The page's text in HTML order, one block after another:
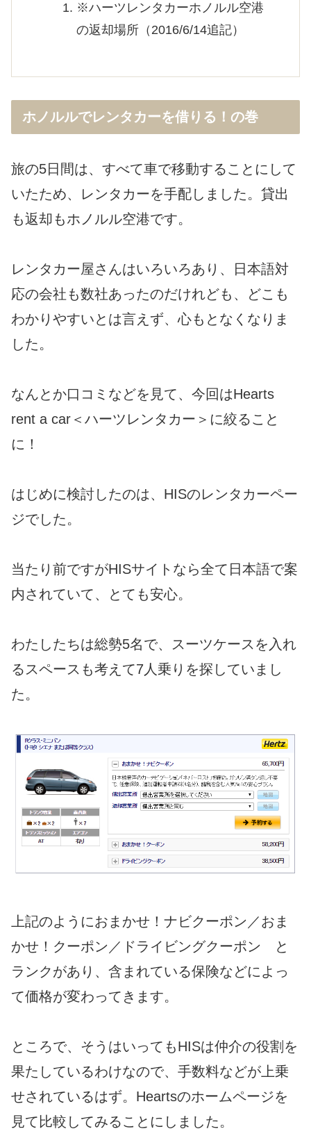
※ハーツレンタカーホノルル空港
の返却場所（2016/6/14追記）
ホノルルでレンタカーを借りる！の巻
旅の5日間は、すべて車で移動することにして
いたため、レンタカーを手配しました。貸出
も返却もホノルル空港です。
レンタカー屋さんはいろいろあり、日本語対
応の会社も数社あったのだけれども、どこも
わかりやすいとは言えず、心もとなくなりま
した。
なんとか口コミなどを見て、今回はHearts
rent a car＜ハーツレンタカー＞に絞ること
に！
はじめに検討したのは、HISのレンタカーペー
ジでした。
当たり前ですがHISサイトなら全て日本語で案
内されていて、とても安心。
わたしたちは総勢5名で、スーツケースを入れ
るスペースも考えて7人乗りを探していまし
た。
上記のようにおまかせ！ナビクーポン／おま
かせ！クーポン／ドライビングクーポン と
ランクがあり、含まれている保険などによっ
て価格が変わってきます。
ところで、そうはいってもHISは仲介の役割を
果たしているわけなので、手数料などが上乗
せされているはず。Heartsのホームページを
見て比較してみることにしました。